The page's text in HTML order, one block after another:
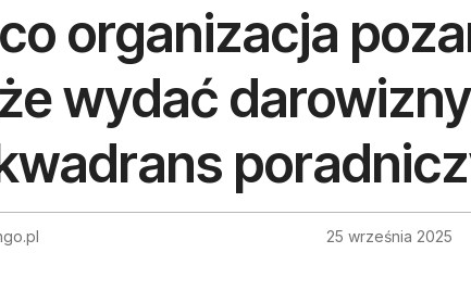
organizacja
wydać
25 września 2025